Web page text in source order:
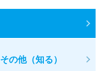
その他（知る）